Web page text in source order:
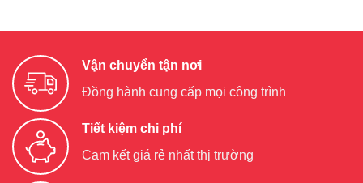
Vận chuyển tận nơi
Đồng hành cung cấp mọi công trình
Tiết kiệm chi phí
Cam kết giá rẻ nhất thị trường